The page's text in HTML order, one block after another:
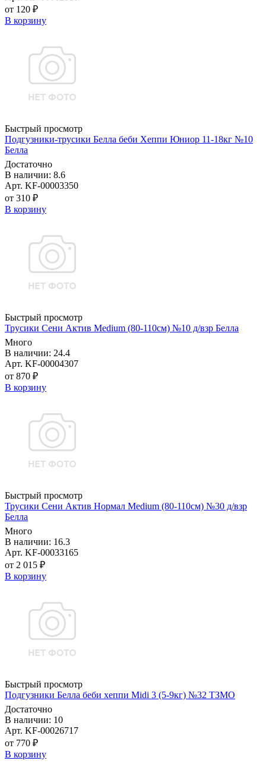
от 120 ₽
В корзину
Быстрый просмотр
Подгузники-трусики Белла беби Хеппи Юниор 11-18кг №10
Белла
Достаточно
В наличии: 8.6
Арт. KF-00003350
от 310 ₽
В корзину
Быстрый просмотр
Трусики Сени Актив Medium (80-110см) №10 д/взр Белла
Много
В наличии: 24.4
Арт. KF-00004307
от 870 ₽
В корзину
Быстрый просмотр
Трусики Сени Актив Нормал Medium (80-110см) №30 д/взр
Белла
Много
В наличии: 16.3
Арт. KF-00033165
от 2 015 ₽
В корзину
Быстрый просмотр
Подгузники Белла беби хеппи Midi 3 (5-9кг) №32 ТЗМО
Достаточно
В наличии: 10
Арт. KF-00026717
от 770 ₽
В корзину